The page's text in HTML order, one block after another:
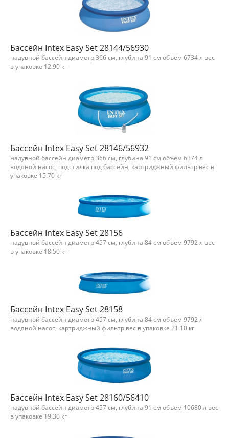
Бассейн Intex Easy Set 28144/56930
надувной бассейн диаметр 366 см, глубина 91 см объём 6734 л вес
в упаковке 12.90 кг
Бассейн Intex Easy Set 28146/56932
надувной бассейн диаметр 366 см, глубина 91 см объём 6374 л
водяной насос, подстилка под бассейн, картриджный фильтр вес в
упаковке 15.70 кг
Бассейн Intex Easy Set 28156
надувной бассейн диаметр 457 см, глубина 84 см объём 9792 л вес
в упаковке 18.50 кг
Бассейн Intex Easy Set 28158
надувной бассейн диаметр 457 см, глубина 84 см объём 9792 л
водяной насос, картриджный фильтр вес в упаковке 21.10 кг
Бассейн Intex Easy Set 28160/56410
надувной бассейн диаметр 457 см, глубина 91 см объём 10680 л вес
в упаковке 19.30 кг